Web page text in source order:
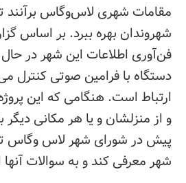
مقامات شهری لاس‌وگاس برآنند
فن‌آوری اطلاعات این شهر در
دستگاه با فرامین صوتی کنترل
ارتباط است. هنگامی که این
و از منزلشان و یا هر مکانی
پیش در شورای شهر لاس وگاس
شهر معرفی کند و به سوالات